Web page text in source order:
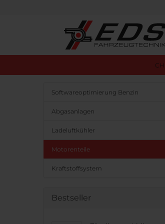
Softwareoptimierung Benzin
Abgasanlagen
Ladeluftkühler
Motorenteile
Kraftstoffsystem
Bestseller